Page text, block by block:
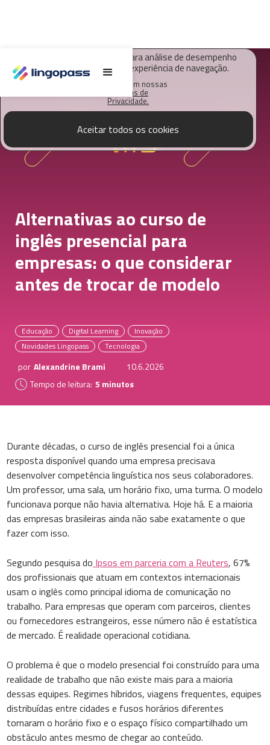
O Lingopass utiliza cookies para análise de desempenho
deste site e melhorar sua experiência de navegação.
Saiba mais em nossas
Políticas de
Privacidade.
Aceitar todos os cookies
Alternativas ao curso de
inglês presencial para
empresas: o que considerar
antes de trocar de modelo
Educação Digital Learning
Inovação
Novidades Lingopass
Tecnologia
por Alexandrine Brami
10.6.2026
Tempo de leitura: 5 minutos
Durante décadas, o curso de inglês presencial foi a única
resposta disponível quando uma empresa precisava
desenvolver competência linguística nos seus colaboradores.
Um professor, uma sala, um horário fixo, uma turma. O modelo
funcionava porque não havia alternativa. Hoje há. E a maioria
das empresas brasileiras ainda não sabe exatamente o que
fazer com isso.
Segundo pesquisa do Ipsos em parceria com a Reuters, 67%
dos profissionais que atuam em contextos internacionais
usam o inglês como principal idioma de comunicação no
trabalho. Para empresas que operam com parceiros, clientes
ou fornecedores estrangeiros, esse número não é estatística
de mercado. É realidade operacional cotidiana.
O problema é que o modelo presencial foi construído para uma
realidade de trabalho que não existe mais para a maioria
dessas equipes. Regimes híbridos, viagens frequentes, equipes
distribuídas entre cidades e fusos horários diferentes
tornaram o horário fixo e o espaço físico compartilhado um
obstáculo antes mesmo de chegar ao conteúdo.